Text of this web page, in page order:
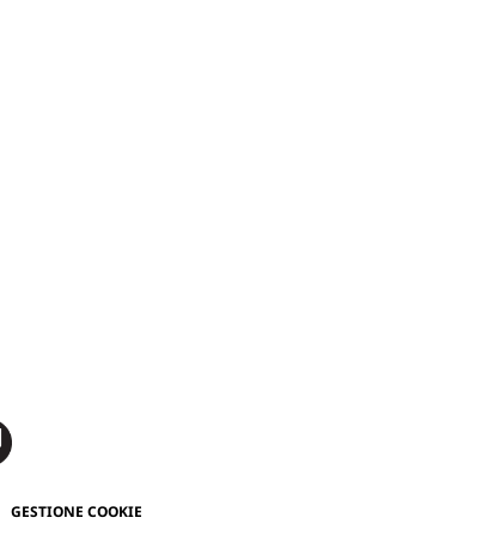
GESTIONE COOKIE